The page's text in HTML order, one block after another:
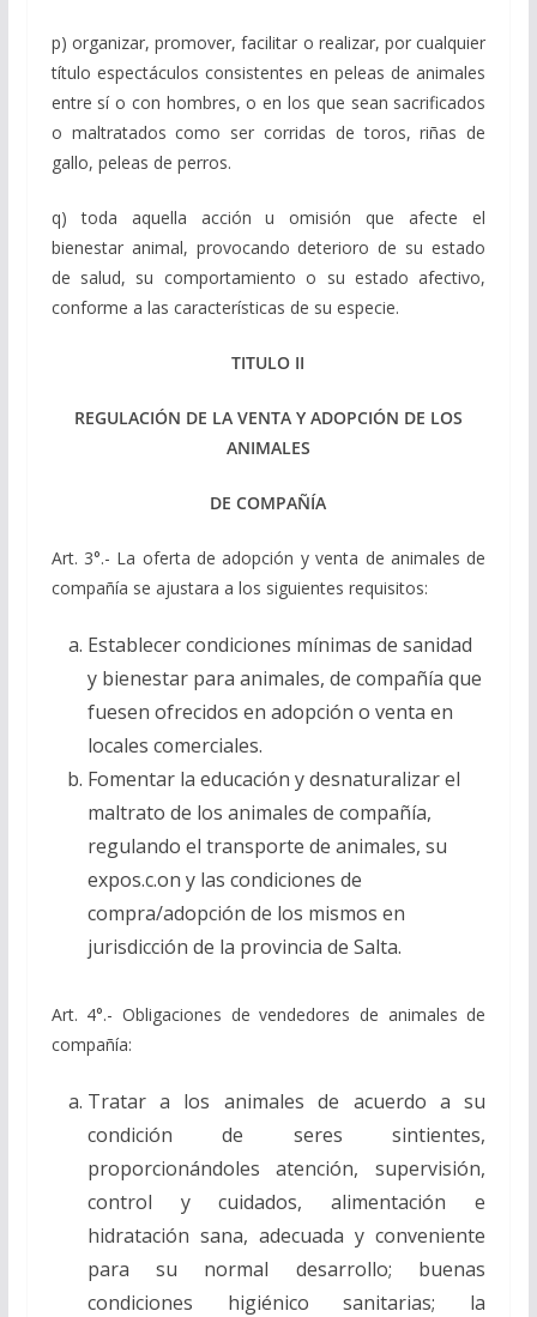
p) organizar, promover, facilitar o realizar, por cualquier
título espectáculos consistentes en peleas de animales
entre sí o con hombres, o en los que sean sacrificados
o maltratados como ser corridas de toros, riñas de
gallo, peleas de perros.
q) toda aquella acción u omisión que afecte el
bienestar animal, provocando deterioro de su estado
de salud, su comportamiento o su estado afectivo,
conforme a las características de su especie.
TITULO II
REGULACIÓN DE LA VENTA Y ADOPCIÓN DE LOS
ANIMALES
DE COMPAÑÍA
Art. 3°.- La oferta de adopción y venta de animales de
compañía se ajustara a los siguientes requisitos:
Establecer condiciones mínimas de sanidad
y bienestar para animales, de compañía que
fuesen ofrecidos en adopción o venta en
locales comerciales.
Fomentar la educación y desnaturalizar el
maltrato de los animales de compañía,
regulando el transporte de animales, su
expos.c.on y las condiciones de
compra/adopción de los mismos en
jurisdicción de la provincia de Salta.
Art. 4°.- Obligaciones de vendedores de animales de
compañía:
Tratar a los animales de acuerdo a su
condición de seres sintientes,
proporcionándoles atención, supervisión,
control y cuidados, alimentación e
hidratación sana, adecuada y conveniente
para su normal desarrollo; buenas
condiciones higiénico sanitarias; la